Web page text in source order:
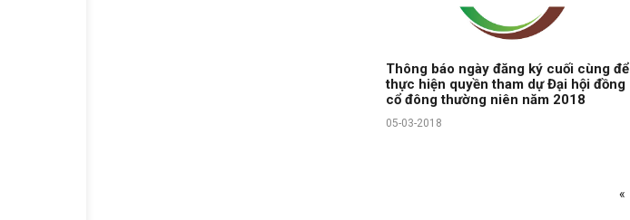
Thông báo ngày đăng ký cuối cùng để
thực hiện quyền tham dự Đại hội đồng
cổ đông thường niên năm 2018
05-03-2018
«